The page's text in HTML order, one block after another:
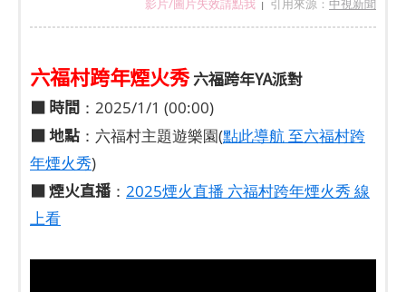
影片/圖片失效請點我 | 引用來源： 中視新聞
六福村跨年煙火秀六福跨年YA派對
■ 時間 ：2025/1/1 (00:00)
■地點 ：六福村主題遊樂園(點此導航 至六福村跨
年煙火秀)
■ 煙火直播 ： 2025煙火直播 六福村跨年煙火秀 線
上看